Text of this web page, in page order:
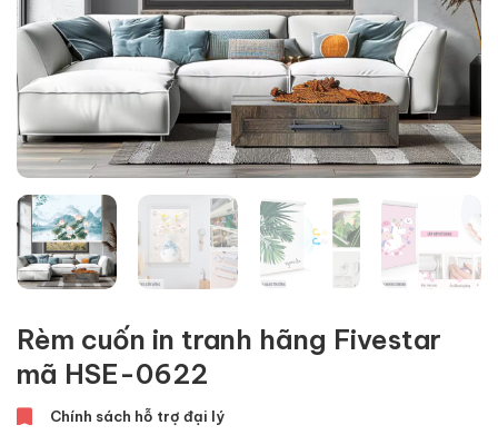
Rèm cuốn in tranh hãng Fivestar
mã HSE-0622
Chính sách hỗ trợ đại lý